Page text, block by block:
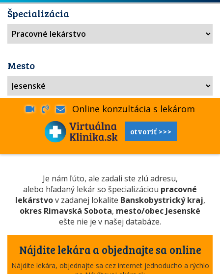
Špecializácia
Mesto
Online konzultácia s lekárom
otvoriť >>>
Je nám ľúto, ale zadali ste zlú adresu,
alebo hľadaný lekár so špecializáciou pracovné
lekárstvov zadanej lokalite Banskobystrický kraj,
okres Rimavská Sobota, mesto/obec Jesenské
ešte nie je v našej databáze.
Nájdite lekára a objednajte sa online
Nájdite lekára, objednajte sa cez internet jednoducho a rýchlo